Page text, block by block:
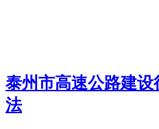
泰州市高速公路建
法